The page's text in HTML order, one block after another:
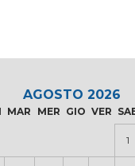
AGOSTO 2026
MAR MER GIO VER
1